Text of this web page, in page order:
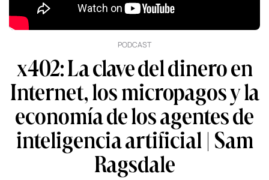
PODCAST
x402: La clave del dinero en
Internet, los micropagos y la
economía de los agentes de
inteligencia artificial | Sam
Ragsdale